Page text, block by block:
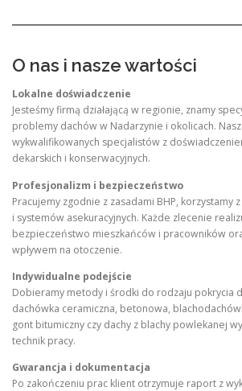
O nas i nasze wartości
Lokalne doświadczenie
Jesteśmy firmą działającą w regionie, znamy
problemy dachów w Nadarzynie i okolicach.
wykwalifikowanych specjalistów z
dekarskich i konserwacyjnych.
Profesjonalizm i bezpieczeństwo
Pracujemy zgodnie z zasadami BHP, korzystamy
i systemów asekuracyjnych. Każde zlecenie
bezpieczeństwo mieszkańców i pracowników
wpływem na otoczenie.
Indywidualne podejście
Dobieramy metody i środki do rodzaju pokrycia
dachówka ceramiczna, betonowa,
gont bitumiczny czy dachy z blachy powlekanej
technik pracy.
Gwarancja i dokumentacja
Po zakończeniu prac klient otrzymuje raport z